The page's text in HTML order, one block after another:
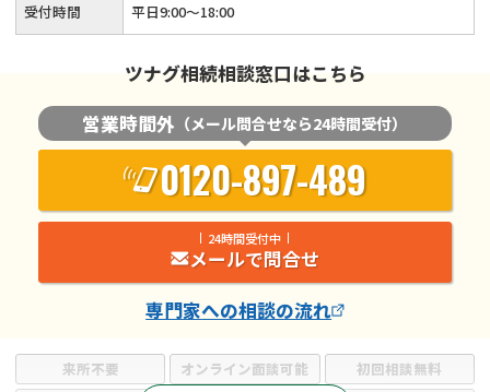
来所不要 オンライン面談可能
初回相談無料
受付時間 平日9:00～18:00
ツナグ相続相談窓口はこちら
営業時間外 （メール問合せなら24時間受付）
0120-897-489
24時間受付中
メールで問合せ
専門家への相談の流れ